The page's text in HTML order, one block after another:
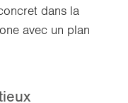
dans la
avec un plan